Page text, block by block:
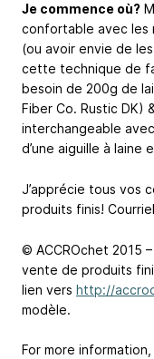
Je commence où?
confortable avec les
(ou avoir envie de
cette technique de
besoin de 200g de
Fiber Co. Rustic DK)
interchangeable
d’une aiguille à laine
J’apprécie tous vos
produits finis!
© ACCROchet 2015
vente de produits
lien vers http://
modèle.
For more information,